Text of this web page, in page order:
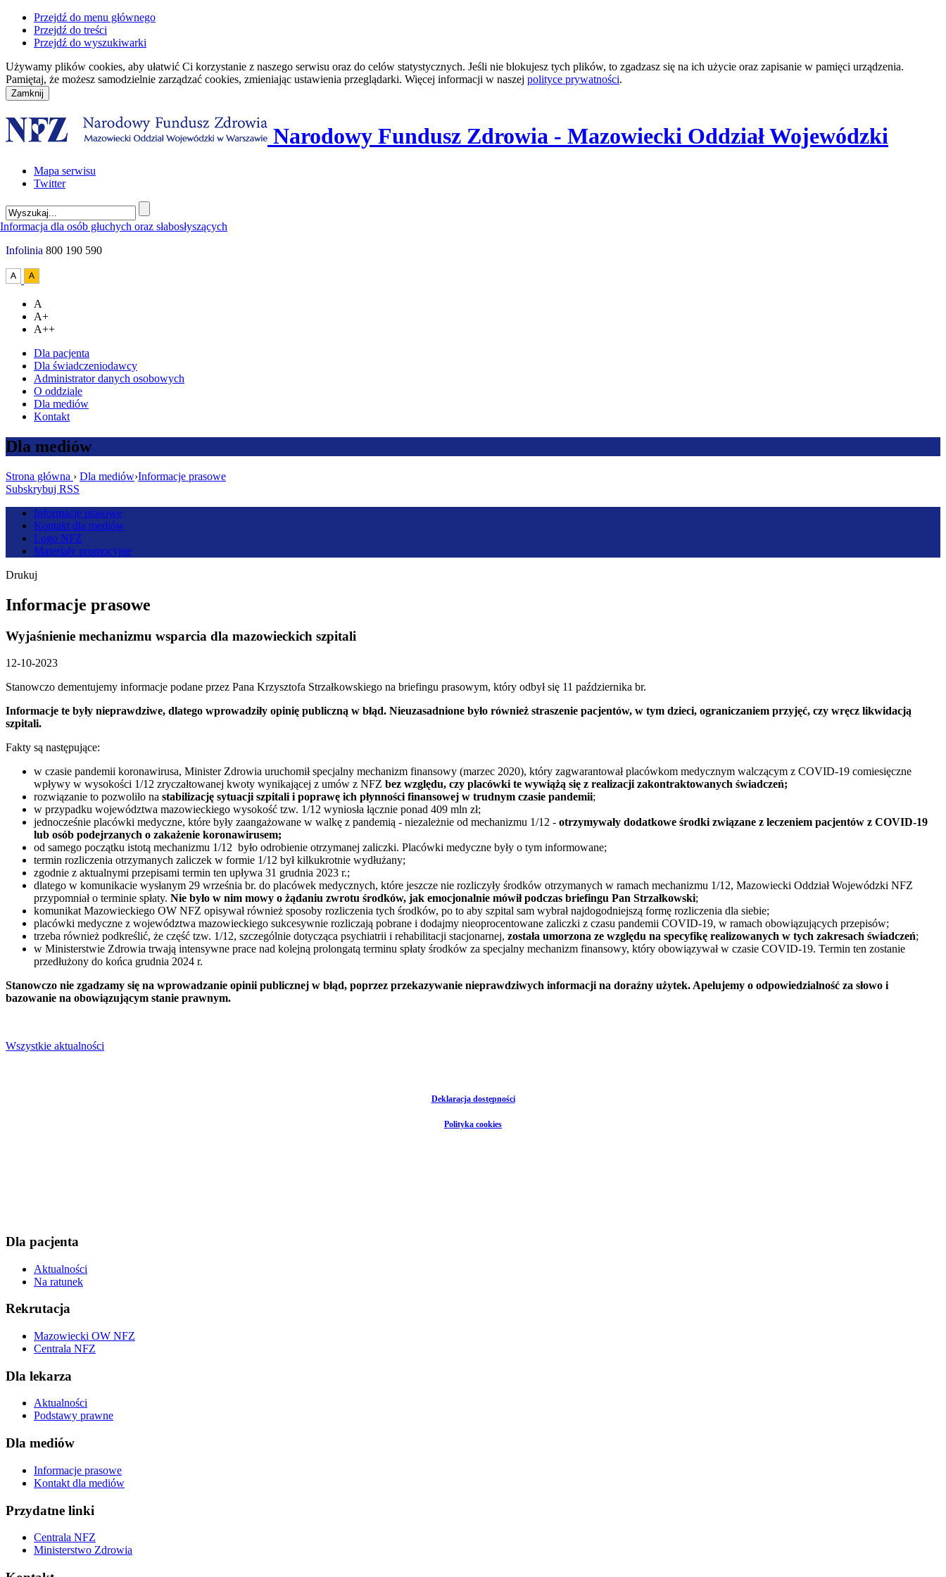
Przejdź do menu głównego
Przejdź do treści
Przejdź do wyszukiwarki
Używamy plików cookies, aby ułatwić Ci korzystanie z naszego serwisu oraz do celów statystycznych. Jeśli nie blokujesz tych plików, to zgadzasz się na ich użycie oraz zapisanie w pamięci urządzenia.
Pamiętaj, że możesz samodzielnie zarządzać cookies, zmieniając ustawienia przeglądarki. Więcej informacji w naszej polityce prywatności.
Narodowy Fundusz Zdrowia - Mazowiecki Oddział Wojewódzki
Mapa serwisu
Twitter
Infolinia 800 190 590
A
A+
A++
Dla pacjenta
Dla świadczeniodawcy
Administrator danych osobowych
O oddziale
Dla mediów
Kontakt
Dla mediów
Strona główna › Dla mediów›Informacje prasowe
Subskrybuj RSS
Informacje prasowe
Kontakt dla mediów
Logo NFZ
Materiały promocyjne
Drukuj
Informacje prasowe
Wyjaśnienie mechanizmu wsparcia dla mazowieckich szpitali
12-10-2023
Stanowczo dementujemy informacje podane przez Pana Krzysztofa Strzałkowskiego na briefingu prasowym, który odbył się 11 października br.
Informacje te były nieprawdziwe, dlatego wprowadziły opinię publiczną w błąd. Nieuzasadnione było również straszenie pacjentów, w tym dzieci, ograniczaniem przyjęć, czy wręcz likwidacją
szpitali.
Fakty są następujące:
w czasie pandemii koronawirusa, Minister Zdrowia uruchomił specjalny mechanizm finansowy (marzec 2020), który zagwarantował placówkom medycznym walczącym z COVID-19 comiesięczne
wpływy w wysokości 1/12 zryczałtowanej kwoty wynikającej z umów z NFZ bez względu, czy placówki te wywiążą się z realizacji zakontraktowanych świadczeń;
rozwiązanie to pozwoliło na stabilizację sytuacji szpitali i poprawę ich płynności finansowej w trudnym czasie pandemii;
w przypadku województwa mazowieckiego wysokość tzw. 1/12 wyniosła łącznie ponad 409 mln zł;
jednocześnie placówki medyczne, które były zaangażowane w walkę z pandemią - niezależnie od mechanizmu 1/12 - otrzymywały dodatkowe środki związane z leczeniem pacjentów z COVID-19
lub osób podejrzanych o zakażenie koronawirusem;
od samego początku istotą mechanizmu 1/12 było odrobienie otrzymanej zaliczki. Placówki medyczne były o tym informowane;
termin rozliczenia otrzymanych zaliczek w formie 1/12 był kilkukrotnie wydłużany;
zgodnie z aktualnymi przepisami termin ten upływa 31 grudnia 2023 r.;
dlatego w komunikacie wysłanym 29 września br. do placówek medycznych, które jeszcze nie rozliczyły środków otrzymanych w ramach mechanizmu 1/12, Mazowiecki Oddział Wojewódzki NFZ
przypomniał o terminie spłaty. Nie było w nim mowy o żądaniu zwrotu środków, jak emocjonalnie mówił podczas briefingu Pan Strzałkowski;
komunikat Mazowieckiego OW NFZ opisywał również sposoby rozliczenia tych środków, po to aby szpital sam wybrał najdogodniejszą formę rozliczenia dla siebie;
placówki medyczne z województwa mazowieckiego sukcesywnie rozliczają pobrane i dodajmy nieoprocentowane zaliczki z czasu pandemii COVID-19, w ramach obowiązujących przepisów;
trzeba również podkreślić, że część tzw. 1/12, szczególnie dotycząca psychiatrii i rehabilitacji stacjonarnej, została umorzona ze względu na specyfikę realizowanych w tych zakresach świadczeń;
w Ministerstwie Zdrowia trwają intensywne prace nad kolejną prolongatą terminu spłaty środków za specjalny mechanizm finansowy, który obowiązywał w czasie COVID-19. Termin ten zostanie
przedłużony do końca grudnia 2024 r.
Stanowczo nie zgadzamy się na wprowadzanie opinii publicznej w błąd, poprzez przekazywanie nieprawdziwych informacji na doraźny użytek. Apelujemy o odpowiedzialność za słowo i
bazowanie na obowiązującym stanie prawnym.
Wszystkie aktualności
Deklaracja dostępności
Polityka cookies
Dla pacjenta
Aktualności
Na ratunek
Rekrutacja
Mazowiecki OW NFZ
Centrala NFZ
Dla lekarza
Aktualności
Podstawy prawne
Dla mediów
Informacje prasowe
Kontakt dla mediów
Przydatne linki
Centrala NFZ
Ministerstwo Zdrowia